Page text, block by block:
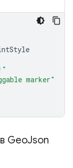
marker"
GeoJson